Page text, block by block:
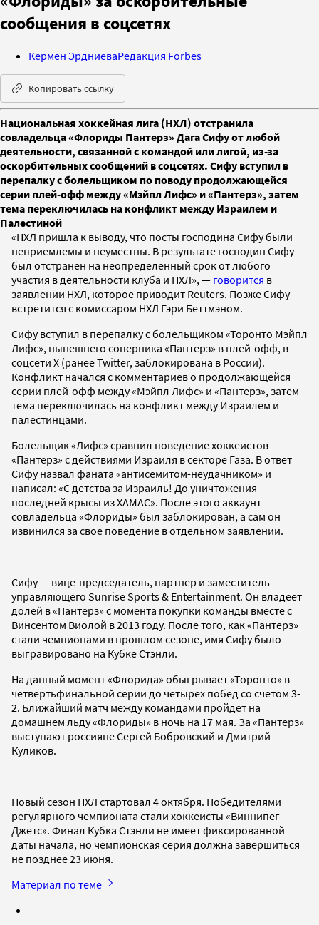
сообщения в соцсетях
Кермен ЭрдниеваРедакция Forbes
Копировать ссылку
Национальная хоккейная лига (НХЛ) отстранила
совладельца «Флориды Пантерз» Дага Сифу от любой
деятельности, связанной с командой или лигой, из-за
оскорбительных сообщений в соцсетях. Сифу вступил в
перепалку с болельщиком по поводу продолжающейся
серии плей-офф между «Мэйпл Лифс» и «Пантерз», затем
тема переключилась на конфликт между Израилем и
Палестиной
«НХЛ пришла к выводу, что посты господина Сифу были
неприемлемы и неуместны. В результате господин Сифу
был отстранен на неопределенный срок от любого
участия в деятельности клуба и НХЛ», — говорится в
заявлении НХЛ, которое приводит Reuters. Позже Сифу
встретится с комиссаром НХЛ Гэри Беттмэном.
Сифу вступил в перепалку с болельщиком «Торонто Мэйпл
Лифс», нынешнего соперника «Пантерз» в плей-офф, в
соцсети X (ранее Twitter, заблокирована в России).
Конфликт начался с комментариев о продолжающейся
серии плей-офф между «Мэйпл Лифс» и «Пантерз», затем
тема переключилась на конфликт между Израилем и
палестинцами.
Болельщик «Лифс» сравнил поведение хоккеистов
«Пантерз» с действиями Израиля в секторе Газа. В ответ
Сифу назвал фаната «антисемитом-неудачником» и
написал: «С детства за Израиль! До уничтожения
последней крысы из ХАМАС». После этого аккаунт
совладельца «Флориды» был заблокирован, а сам он
извинился за свое поведение в отдельном заявлении.
Сифу — вице-председатель, партнер и заместитель
управляющего Sunrise Sports & Entertainment. Он владеет
долей в «Пантерз» с момента покупки команды вместе с
Винсентом Виолой в 2013 году. После того, как «Пантерз»
стали чемпионами в прошлом сезоне, имя Сифу было
выгравировано на Кубке Стэнли.
На данный момент «Флорида» обыгрывает «Торонто» в
четвертьфинальной серии до четырех побед со счетом 3-
2. Ближайший матч между командами пройдет на
домашнем льду «Флориды» в ночь на 17 мая. За «Пантерз»
выступают россияне Сергей Бобровский и Дмитрий
Куликов.
Новый сезон НХЛ стартовал 4 октября. Победителями
регулярного чемпионата стали хоккеисты «Виннипег
Джетс». Финал Кубка Стэнли не имеет фиксированной
даты начала, но чемпионская серия должна завершиться
не позднее 23 июня.
Материал по теме